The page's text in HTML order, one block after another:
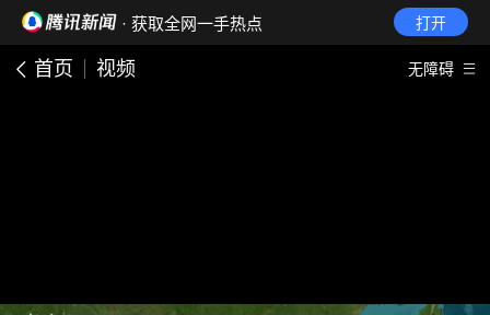
· 获取全网一手热点 打开
首页 视频 无障碍